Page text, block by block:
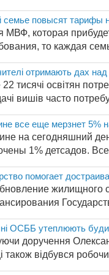
семье повысят тарифы
МВФ, которая
то каждая
отримають дах
тисячі освітян
вишів часто
все еще мерзнет 5%
на сегодняшний
1% детсадов.
помогает
жилищного
ОСББ утеплюють
доручення
також відбувся